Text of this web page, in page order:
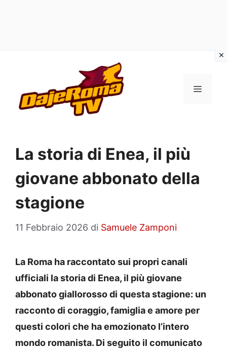
contenuto
MENU
La storia di Enea, il più
giovane abbonato della
stagione
11 Febbraio 2026 di Samuele Zamponi
La Roma ha raccontato sui propri canali
ufficiali la storia di Enea, il più giovane
abbonato giallorosso di questa stagione: un
racconto di coraggio, famiglia e amore per
questi colori che ha emozionato l’intero
mondo romanista. Di seguito il comunicato